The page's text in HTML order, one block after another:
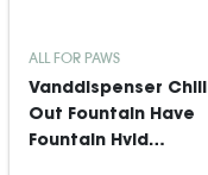
ALL FOR PAWS
Vanddispenser Chill
Out Fountain Have
Fountain Hvid